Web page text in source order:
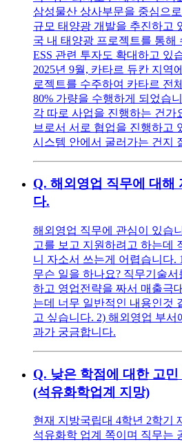
삼성물산 상사부문을 중심으
규모 태양광 개발을 추진하고
국 내 태양광 프로젝트를 통해
ESS 관련 투자도 확대하고 있
2025년 9월, 카타르 듀칸 지역
로젝트를 수주하여 카타르 전
80% 가량을 수행하게 되었습
각 따로 사업을 진행하는 건가
브로서 서로 협업을 진행하고
시스템 안에서 굴러가는 건지
Q. 해외영업 직무에 대해
다.
해외영업 직무에 관심이 있습
고를 보고 지원하려고 하는데
니 자소서 쓰는게 어렵습니다.
무슨 일을 하나요? 직무기술
하고 영업전략을 짜서 매출극
는데 너무 일반적인 내용인것
고 싶습니다. 2) 해외영업 부
과가 궁금합니다.
Q. 낮은 학점에 대한 고
(석유화학업계 지망)
현재 지방국립대 4학년 2학기
석유화학 업계 쪽이며 직무는